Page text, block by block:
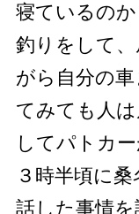
寝ているの
釣りをして
がら自分の
てみても人
してパトカ
３時半頃に
話した事情